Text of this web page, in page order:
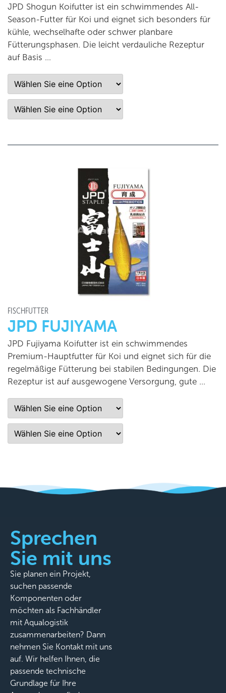
JPD Shogun Koifutter ist ein schwimmendes All-
Season-Futter für Koi und eignet sich besonders für
kühle, wechselhafte oder schwer planbare
Fütterungsphasen. Die leicht verdauliche Rezeptur
auf Basis …
FISCHFUTTER
JPD FUJIYAMA
JPD Fujiyama Koifutter ist ein schwimmendes
Premium-Hauptfutter für Koi und eignet sich für die
regelmäßige Fütterung bei stabilen Bedingungen. Die
Rezeptur ist auf ausgewogene Versorgung, gute …
Sprechen
Sie mit uns
Sie planen ein Projekt,
suchen passende
Komponenten oder
möchten als Fachhändler
mit Aqualogistik
zusammenarbeiten? Dann
nehmen Sie Kontakt mit uns
auf. Wir helfen Ihnen, die
passende technische
Grundlage für Ihre